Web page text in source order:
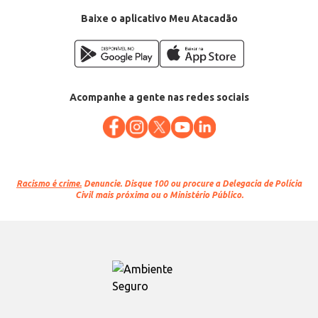
Baixe o aplicativo Meu Atacadão
Acompanhe a gente nas redes sociais
Racismo é crime. Denuncie. Disque 100 ou procure a Delegacia de Polícia
Civil mais próxima ou o Ministério Público.